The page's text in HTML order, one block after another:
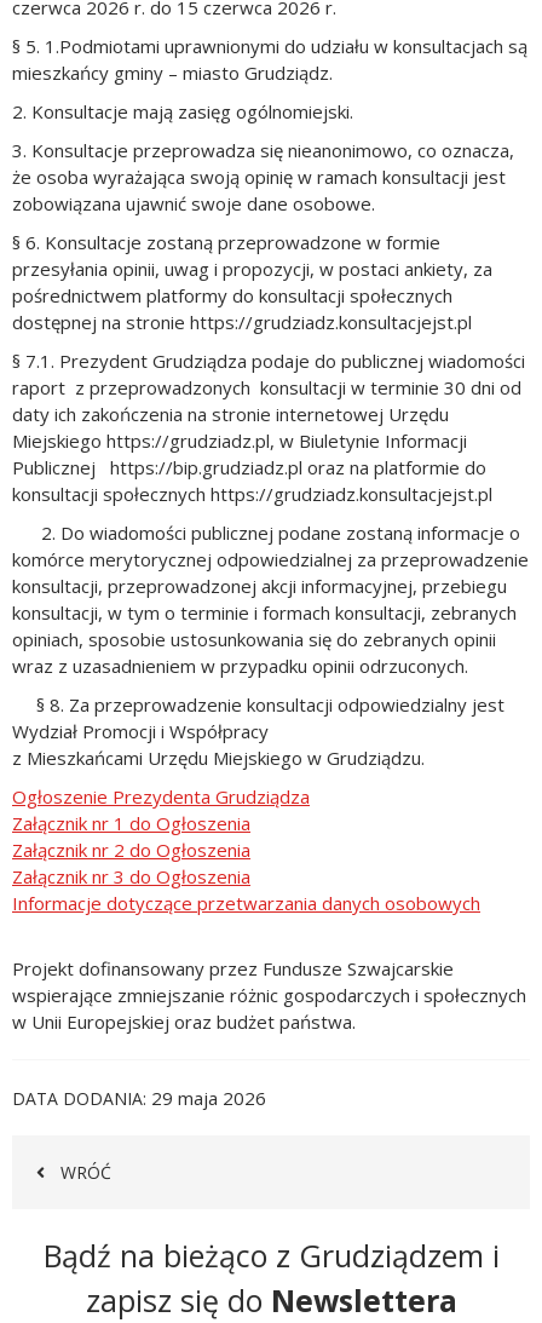
czerwca 2026 r. do 15 czerwca 2026 r.
§ 5. 1.Podmiotami uprawnionymi do udziału w konsultacjach są
mieszkańcy gminy – miasto Grudziądz.
2. Konsultacje mają zasięg ogólnomiejski.
3. Konsultacje przeprowadza się nieanonimowo, co oznacza,
że osoba wyrażająca swoją opinię w ramach konsultacji jest
zobowiązana ujawnić swoje dane osobowe.
§ 6. Konsultacje zostaną przeprowadzone w formie
przesyłania opinii, uwag i propozycji, w postaci ankiety, za
pośrednictwem platformy do konsultacji społecznych
dostępnej na stronie https://grudziadz.konsultacjejst.pl
§ 7.1. Prezydent Grudziądza podaje do publicznej wiadomości
raport z przeprowadzonych konsultacji w terminie 30 dni od
daty ich zakończenia na stronie internetowej Urzędu
Miejskiego https://grudziadz.pl, w Biuletynie Informacji
Publicznej https://bip.grudziadz.pl oraz na platformie do
konsultacji społecznych https://grudziadz.konsultacjejst.pl
2. Do wiadomości publicznej podane zostaną informacje o
komórce merytorycznej odpowiedzialnej za przeprowadzenie
konsultacji, przeprowadzonej akcji informacyjnej, przebiegu
konsultacji, w tym o terminie i formach konsultacji, zebranych
opiniach, sposobie ustosunkowania się do zebranych opinii
wraz z uzasadnieniem w przypadku opinii odrzuconych.
§ 8. Za przeprowadzenie konsultacji odpowiedzialny jest
Wydział Promocji i Współpracy
z Mieszkańcami Urzędu Miejskiego w Grudziądzu.
Ogłoszenie Prezydenta Grudziądza
Załącznik nr 1 do Ogłoszenia
Załącznik nr 2 do Ogłoszenia
Załącznik nr 3 do Ogłoszenia
Informacje dotyczące przetwarzania danych osobowych
Projekt dofinansowany przez Fundusze Szwajcarskie
wspierające zmniejszanie różnic gospodarczych i społecznych
w Unii Europejskiej oraz budżet państwa.
DATA DODANIA 29 maja 2026
WRÓĆ
Newsletter
Bądź na bieżąco z Grudziądzem i
zapisz się do Newslettera